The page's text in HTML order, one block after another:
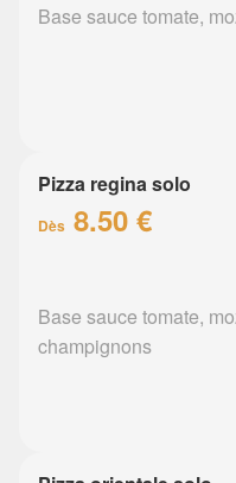
Base sauce tomate,
Pizza regina solo
Dès 8.50 €
Base sauce tomate,
champignons